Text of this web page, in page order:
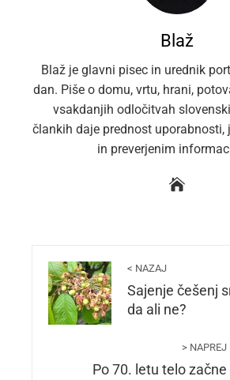
Blaž
Blaž je glavni pisec in urednik
dan. Piše o domu, vrtu, hrani,
vsakdanjih odločitvah
člankih daje prednost uporabnosti,
in preverjenim
< NAZAJ
Sajenje češenj
da ali ne?
> NAPREJ
Po 70. letu telo začne